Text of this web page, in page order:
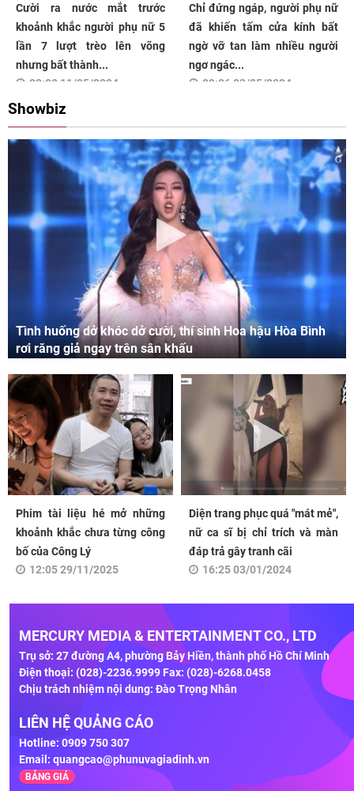
Cười ra nước mắt trước
khoảnh khắc người phụ nữ 5
lần 7 lượt trèo lên võng
nhưng bất thành...
08:00 11/05/2024
Chỉ đứng ngáp, người phụ nữ
đã khiến tấm cửa kính bất
ngờ vỡ tan làm nhiều người
ngơ ngác...
09:06 03/05/2024
Showbiz
Tình huống dở khóc dở cười, thí sinh Hoa hậu Hòa Bình
rơi răng giả ngay trên sân khấu
Phim tài liệu hé mở những
khoảnh khắc chưa từng công
bố của Công Lý
12:05 29/11/2025
Diện trang phục quá "mát mẻ",
nữ ca sĩ bị chỉ trích và màn
đáp trả gây tranh cãi
16:25 03/01/2024
MERCURY MEDIA & ENTERTAINMENT CO., LTD
Trụ sở: 27 đường A4, phường Bảy Hiền, thành phố Hồ Chí Minh
Điện thoại: (028)-2236.9999 Fax: (028)-6268.0458
Chịu trách nhiệm nội dung: Đào Trọng Nhân
LIÊN HỆ QUẢNG CÁO
Hotline: 0909 750 307
Email: quangcao@phunuvagiadinh.vn
BẢNG GIÁ